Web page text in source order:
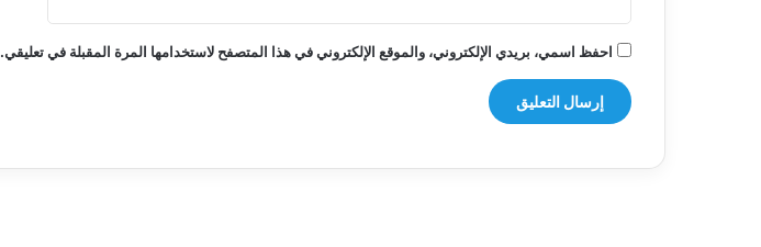
احفظ اسمي، بريدي الإلكتروني، والموقع الإلكتروني في هذا المتصفح لاستخدامها المرة المقبلة في تعليقي.